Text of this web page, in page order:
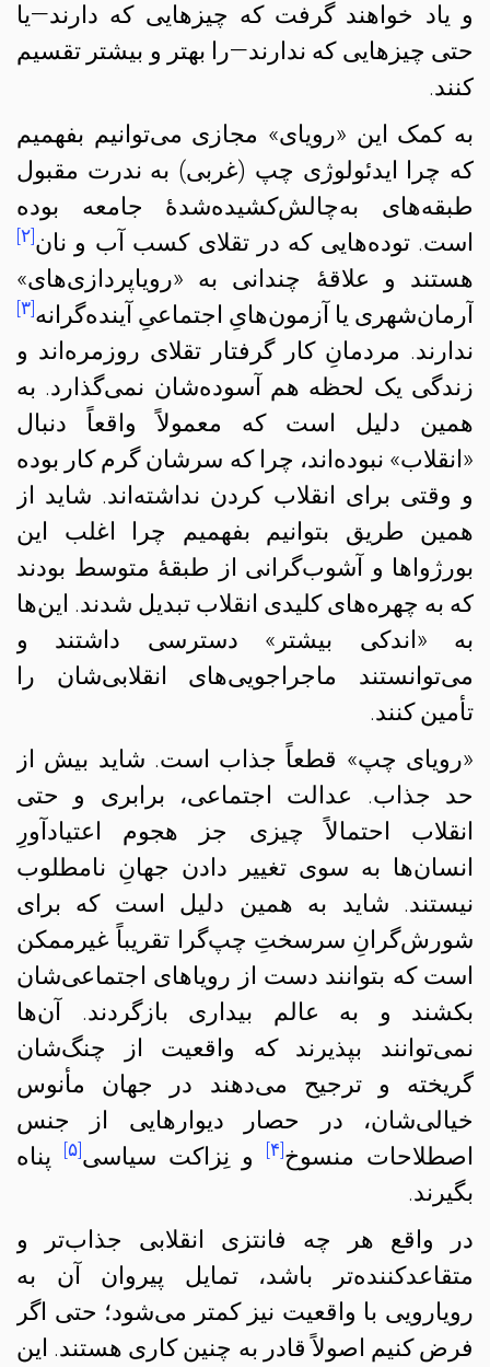
و یاد خواهند گرفت که چیزهایی که دارند—یا
حتی چیزهایی که ندارند—را بهتر و بیشتر تقسیم
کنند.
به کمک این «رویای» مجازی می‌توانیم بفهمیم
که چرا ایدئولوژی چپ (غربی) به ندرت مقبول
طبقه‌های به‌چالش‌کشیده‌شدهٔ جامعه بوده
است. توده‌هایی که در تقلای کسب آب و نان[۲]
هستند و علاقهٔ چندانی به «رویاپردازی‌های»
آرمان‌شهری یا آزمون‌هایِ اجتماعیِ آینده‌گرانه[۳]
ندارند. مردمانِ کار گرفتار تقلای روزمره‌اند و
زندگی یک لحظه هم آسوده‌شان نمی‌گذارد. به
همین دلیل است که معمولاً واقعاً دنبال
«انقلاب» نبوده‌اند، چرا که سرشان گرم کار بوده
و وقتی برای انقلاب کردن نداشته‌اند. شاید از
همین طریق بتوانیم بفهمیم چرا اغلب این
بورژواها و آشوب‌گرانی از طبقهٔ متوسط بودند
که به چهره‌های کلیدی انقلاب تبدیل شدند. این‌ها
به «اندکی بیشتر» دسترسی داشتند و
می‌توانستند ماجراجویی‌های انقلابی‌شان را
تأمین کنند.
«رویای چپ» قطعاً جذاب است. شاید بیش از
حد جذاب. عدالت اجتماعی، برابری و حتی
انقلاب احتمالاً چیزی جز هجوم اعتیادآورِ
انسان‌ها به سوی تغییر دادن جهانِ نامطلوب
نیستند. شاید به همین دلیل است که برای
شورش‌گرانِ سرسختِ چپ‌گرا تقریباً غیرممکن
است که بتوانند دست از رویاهای اجتماعی‌شان
بکشند و به عالم بیداری بازگردند. آن‌ها
نمی‌توانند بپذیرند که واقعیت از چنگ‌شان
گریخته و ترجیح می‌دهند در جهان مأنوس
خیالی‌شان، در حصار دیوارهایی از جنس
اصطلاحات منسوخ[۴] و نِزاکت سیاسی[۵]
پناه
بگیرند.
در واقع هر چه فانتزی انقلابی جذاب‌تر و
متقاعدکننده‌تر باشد، تمایل پیروان آن به
رویارویی با واقعیت نیز کمتر می‌شود؛ حتی اگر
فرض کنیم اصولاً قادر به چنین کاری هستند. این